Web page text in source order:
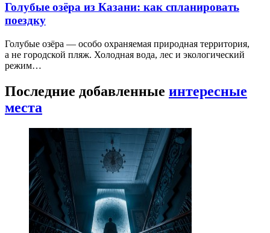
Голубые озёра из Казани: как спланировать
поездку
Голубые озёра — особо охраняемая природная территория,
а не городской пляж. Холодная вода, лес и экологический
режим…
Последние добавленные интересные
места